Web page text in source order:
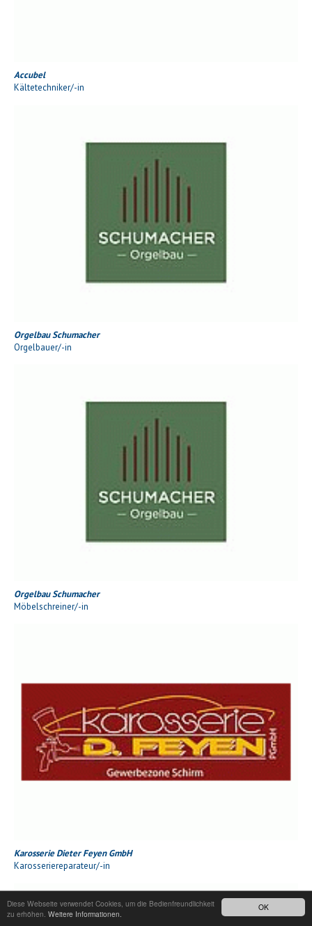
OK
Diese Webseite verwendet Cookies, um die Bedienfreundlichkeit
zu erhöhen. Weitere Informationen.
Accubel
Kältetechniker/-in
Orgelbau Schumacher
Orgelbauer/-in
Orgelbau Schumacher
Möbelschreiner/-in
Karosserie Dieter Feyen GmbH
Karosseriereparateur/-in